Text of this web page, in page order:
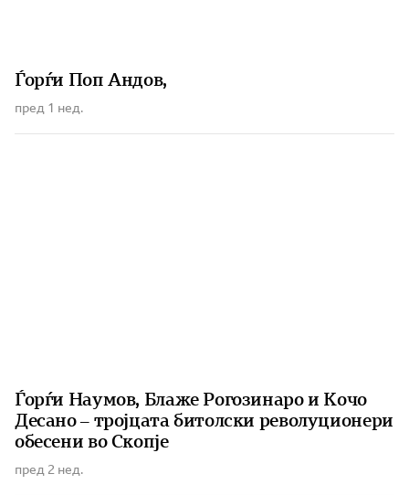
Ѓорѓи Поп Андов,
пред 1 нед.
Ѓорѓи Наумов, Блаже Рогозинаро и Кочо
Десано – тројцата битолски револуционери
обесени во Скопје
пред 2 нед.